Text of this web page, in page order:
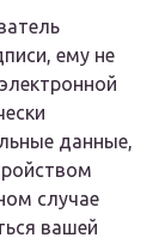
ему не
данные,
случае
вашей